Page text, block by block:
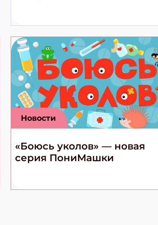
Новости
«Боюсь уколов» — новая
серия ПониМашки